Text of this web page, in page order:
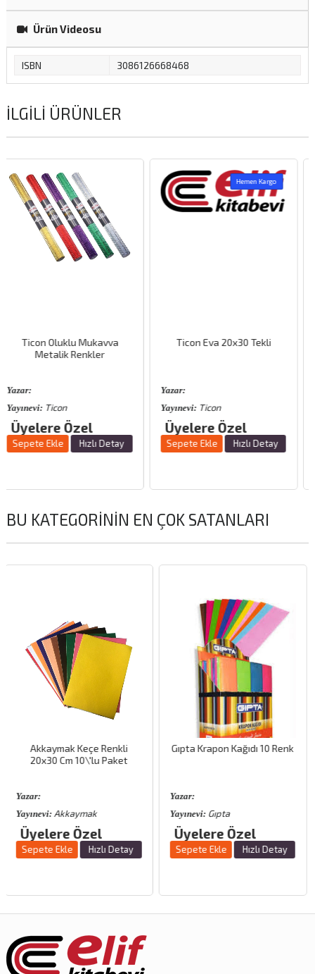
Ürün Videosu
ISBN 3086126668468
İLGILI ÜRÜNLER
Ticon Eva 20x30 Tekli
Yayınevi:
Üyelere Özel
Sepete Ekle Hızlı Detay
Hemen Kargo
Meka Oynar Göz 12 mm
Yayınevi:
Üyelere Özel
Sepete Ekle Hızlı Detay
BU KATEGORININ EN ÇOK SATANLARI
Gıpta Krapon Kağıdı 10 Renk
Yayınevi:Gıpta
Üyelere Özel
Sepete Ekle Hızlı Detay
Meka Oynar Göz 12 mm
Yayınevi:
Üyelere Özel
Sepete Ekle Hızlı